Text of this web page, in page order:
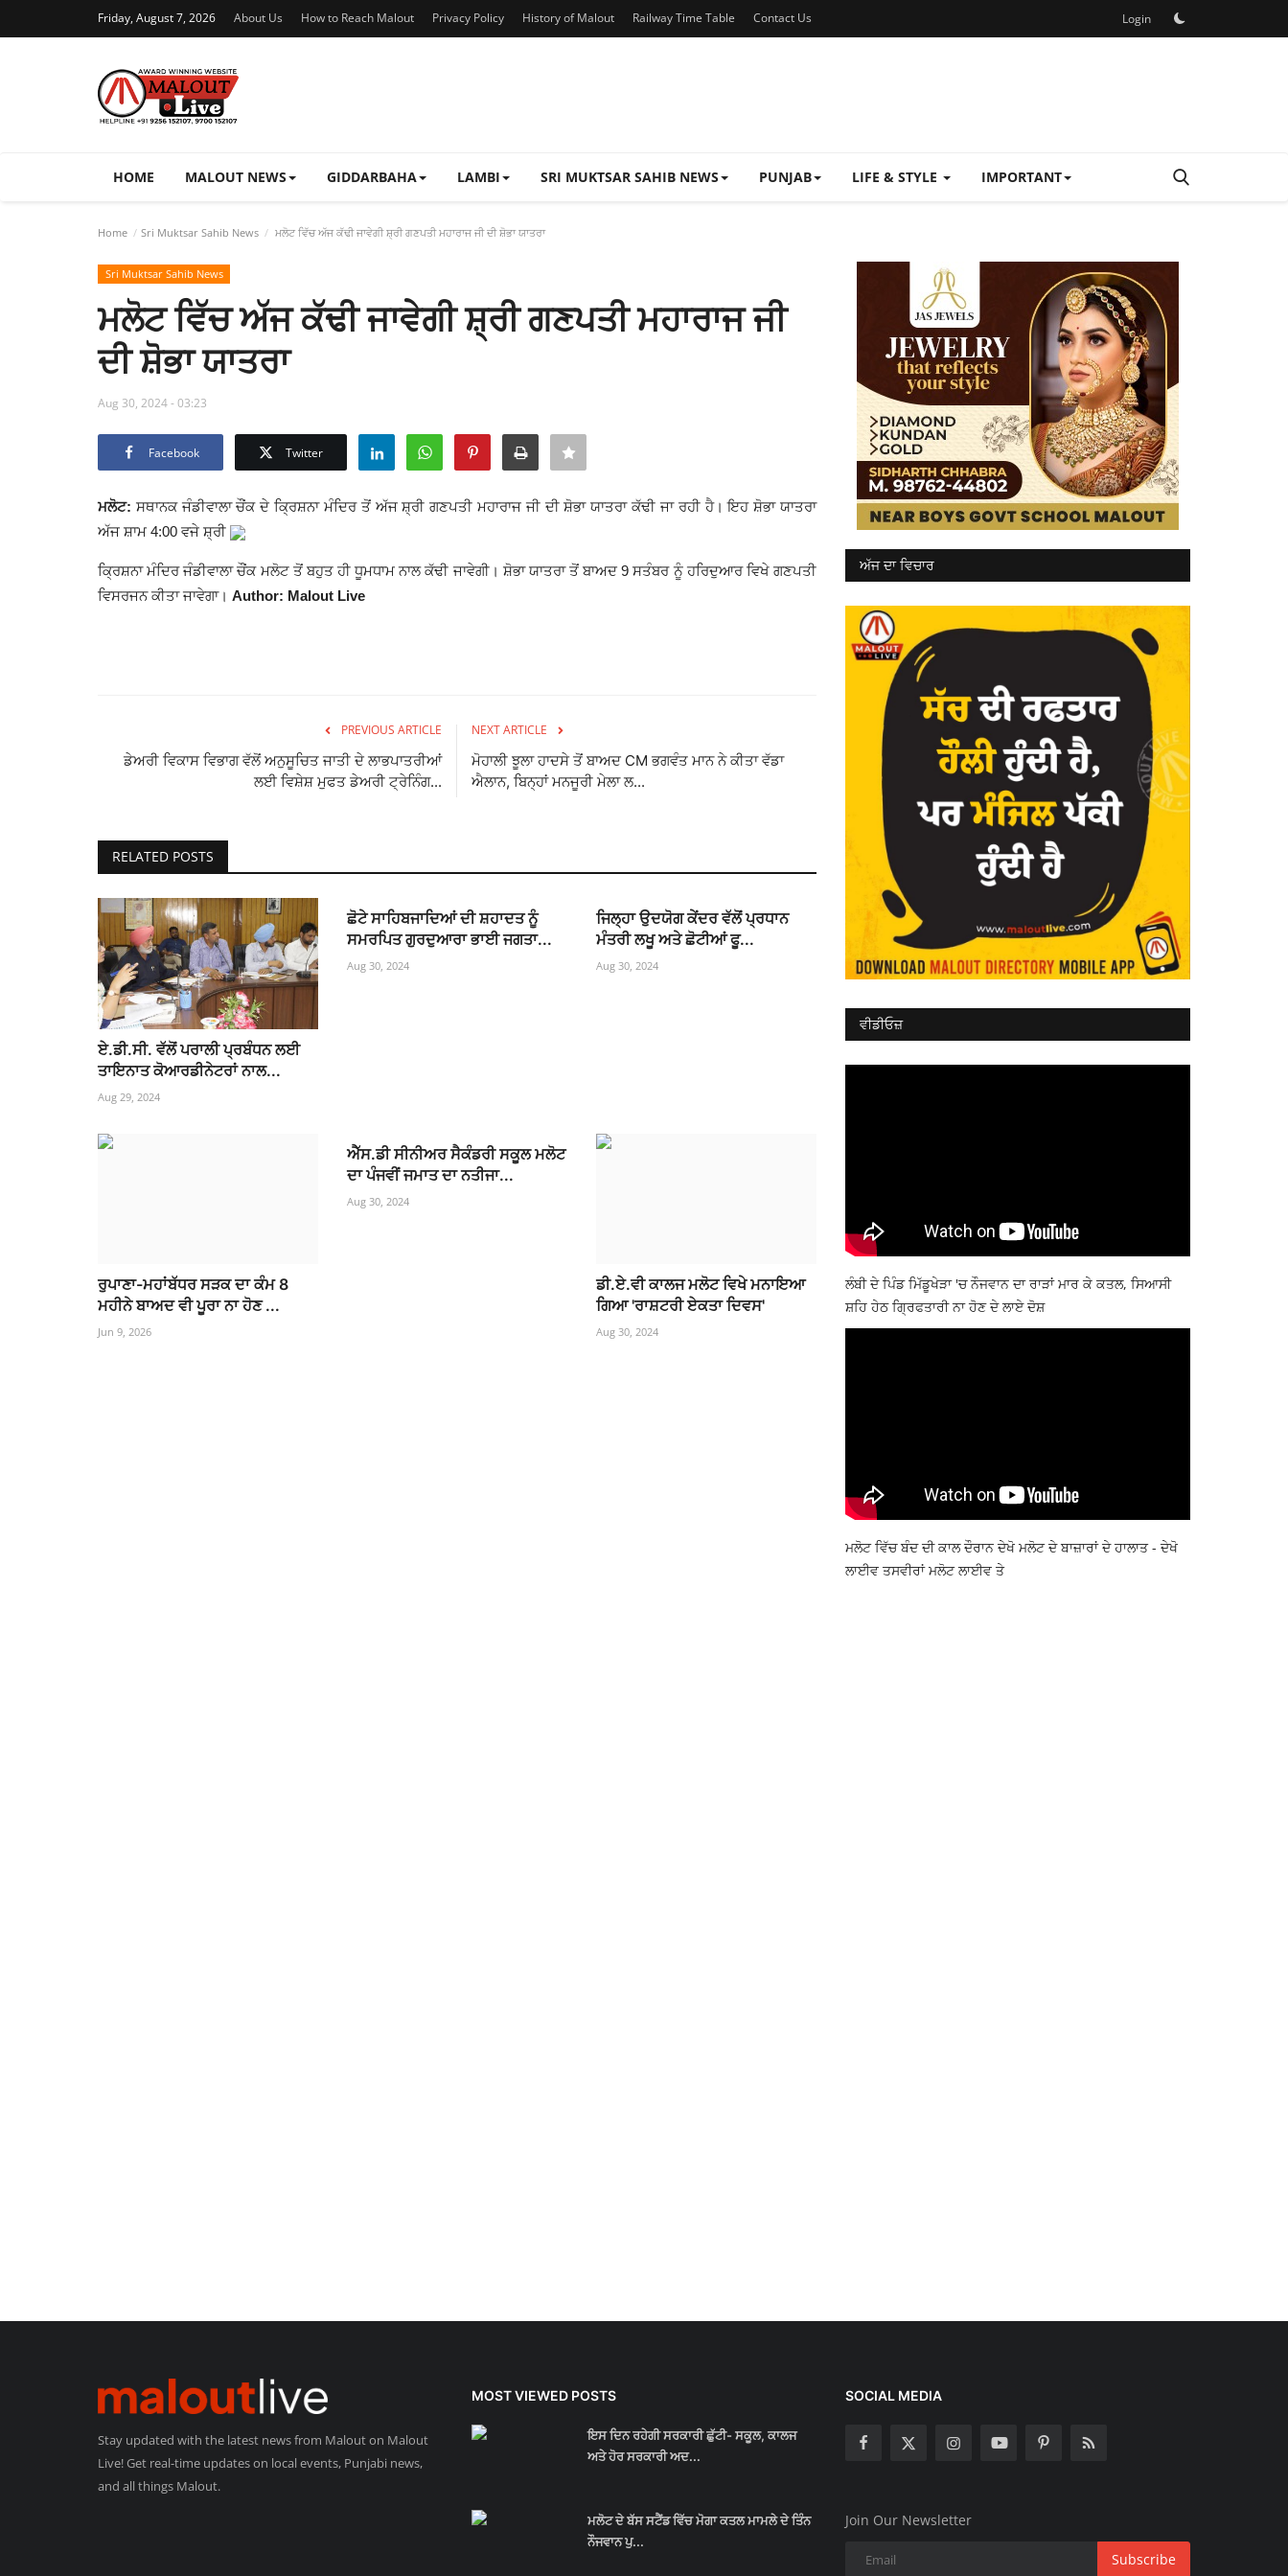
Friday, August 7, 2026 About Us How to Reach Malout Privacy Policy History of Malout Railway Time Table Contact Us Login
HOME MALOUT NEWS GIDDARBAHA LAMBI SRI MUKTSAR SAHIB NEWS PUNJAB LIFE & STYLE IMPORTANT
Home Sri Muktsar Sahib News ਮਲੋਟ ਵਿੱਚ ਅੱਜ ਕੱਢੀ ਜਾਵੇਗੀ ਸ਼੍ਰੀ ਗਣਪਤੀ ਮਹਾਰਾਜ ਜੀ ਦੀ ਸ਼ੋਭਾ ਯਾਤਰਾ
Sri Muktsar Sahib News
ਮਲੋਟ ਵਿੱਚ ਅੱਜ ਕੱਢੀ ਜਾਵੇਗੀ ਸ਼੍ਰੀ ਗਣਪਤੀ ਮਹਾਰਾਜ ਜੀ
ਦੀ ਸ਼ੋਭਾ ਯਾਤਰਾ
Aug 30, 2024 - 03:23
Facebook Twitter
ਮਲੋਟ: ਸਥਾਨਕ ਜੰਡੀਵਾਲਾ ਚੌਂਕ ਦੇ ਕ੍ਰਿਸ਼ਨਾ ਮੰਦਿਰ ਤੋਂ ਅੱਜ ਸ਼੍ਰੀ ਗਣਪਤੀ ਮਹਾਰਾਜ ਜੀ ਦੀ ਸ਼ੋਭਾ ਯਾਤਰਾ ਕੱਢੀ ਜਾ ਰਹੀ ਹੈ। ਇਹ ਸ਼ੋਭਾ ਯਾਤਰਾ
ਅੱਜ ਸ਼ਾਮ 4:00 ਵਜੇ ਸ਼੍ਰੀ
ਕ੍ਰਿਸ਼ਨਾ ਮੰਦਿਰ ਜੰਡੀਵਾਲਾ ਚੌਂਕ ਮਲੋਟ ਤੋਂ ਬਹੁਤ ਹੀ ਧੂਮਧਾਮ ਨਾਲ ਕੱਢੀ ਜਾਵੇਗੀ। ਸ਼ੋਭਾ ਯਾਤਰਾ ਤੋਂ ਬਾਅਦ 9 ਸਤੰਬਰ ਨੂੰ ਹਰਿਦੁਆਰ ਵਿਖੇ ਗਣਪਤੀ
ਵਿਸਰਜਨ ਕੀਤਾ ਜਾਵੇਗਾ। Author: Malout Live
PREVIOUS ARTICLE
ਡੇਅਰੀ ਵਿਕਾਸ ਵਿਭਾਗ ਵੱਲੋਂ ਅਨੁਸੂਚਿਤ ਜਾਤੀ ਦੇ ਲਾਭਪਾਤਰੀਆਂ
ਲਈ ਵਿਸ਼ੇਸ਼ ਮੁਫਤ ਡੇਅਰੀ ਟ੍ਰੇਨਿੰਗ...
NEXT ARTICLE
ਮੋਹਾਲੀ ਝੂਲਾ ਹਾਦਸੇ ਤੋਂ ਬਾਅਦ CM ਭਗਵੰਤ ਮਾਨ ਨੇ ਕੀਤਾ ਵੱਡਾ
ਐਲਾਨ, ਬਿਨ੍ਹਾਂ ਮਨਜੂਰੀ ਮੇਲਾ ਲ...
RELATED POSTS
ਏ.ਡੀ.ਸੀ. ਵੱਲੋਂ ਪਰਾਲੀ ਪ੍ਰਬੰਧਨ ਲਈ
ਤਾਇਨਾਤ ਕੋਆਰਡੀਨੇਟਰਾਂ ਨਾਲ...
Aug 29, 2024
ਛੋਟੇ ਸਾਹਿਬਜਾਦਿਆਂ ਦੀ ਸ਼ਹਾਦਤ ਨੂੰ
ਸਮਰਪਿਤ ਗੁਰਦੁਆਰਾ ਭਾਈ ਜਗਤਾ...
Aug 30, 2024
ਜਿਲ੍ਹਾ ਉਦਯੋਗ ਕੇਂਦਰ ਵੱਲੋਂ ਪ੍ਰਧਾਨ
ਮੰਤਰੀ ਲਖੂ ਅਤੇ ਛੋਟੀਆਂ ਫੂ...
Aug 30, 2024
ਰੁਪਾਣਾ-ਮਹਾਂਬੱਧਰ ਸੜਕ ਦਾ ਕੰਮ 8
ਮਹੀਨੇ ਬਾਅਦ ਵੀ ਪੂਰਾ ਨਾ ਹੋਣ ...
Jun 9, 2026
ਐੱਸ.ਡੀ ਸੀਨੀਅਰ ਸੈਕੰਡਰੀ ਸਕੂਲ ਮਲੋਟ
ਦਾ ਪੰਜਵੀਂ ਜਮਾਤ ਦਾ ਨਤੀਜਾ...
Aug 30, 2024
ਡੀ.ਏ.ਵੀ ਕਾਲਜ ਮਲੋਟ ਵਿਖੇ ਮਨਾਇਆ
ਗਿਆ 'ਰਾਸ਼ਟਰੀ ਏਕਤਾ ਦਿਵਸ'
Aug 30, 2024
ਅੱਜ ਦਾ ਵਿਚਾਰ
ਵੀਡੀਓਜ਼
ਲੰਬੀ ਦੇ ਪਿੰਡ ਮਿੱਡੂਖੇੜਾ 'ਚ ਨੌਜਵਾਨ ਦਾ ਰਾੜਾਂ ਮਾਰ ਕੇ ਕਤਲ, ਸਿਆਸੀ
ਸ਼ਹਿ ਹੇਠ ਗ੍ਰਿਫਤਾਰੀ ਨਾ ਹੋਣ ਦੇ ਲਾਏ ਦੋਸ਼
ਮਲੋਟ ਵਿੱਚ ਬੰਦ ਦੀ ਕਾਲ ਦੌਰਾਨ ਦੇਖੋ ਮਲੋਟ ਦੇ ਬਾਜ਼ਾਰਾਂ ਦੇ ਹਾਲਾਤ - ਦੇਖੋ
ਲਾਈਵ ਤਸਵੀਰਾਂ ਮਲੋਟ ਲਾਈਵ ਤੇ
Stay updated with the latest news from Malout on Malout
Live! Get real-time updates on local events, Punjabi news,
and all things Malout.
MOST VIEWED POSTS
ਇਸ ਦਿਨ ਰਹੇਗੀ ਸਰਕਾਰੀ ਛੁੱਟੀ- ਸਕੂਲ, ਕਾਲਜ
ਅਤੇ ਹੋਰ ਸਰਕਾਰੀ ਅਦ...
ਮਲੋਟ ਦੇ ਬੱਸ ਸਟੈਂਡ ਵਿੱਚ ਮੋਗਾ ਕਤਲ ਮਾਮਲੇ ਦੇ ਤਿੰਨ
ਨੌਜਵਾਨ ਪੁ...
SOCIAL MEDIA
Join Our Newsletter
Subscribe